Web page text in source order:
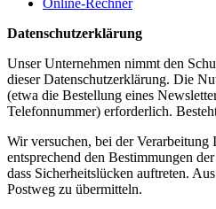
Online-Rechner
Datenschutzerklärung
Unser Unternehmen nimmt den
dieser Datenschutzerklärung. Die
(etwa die Bestellung eines
Telefonnummer) erforderlich.
Wir versuchen, bei der Verarbeitung
entsprechend den Bestimmungen
dass Sicherheitslücken auftreten.
Postweg zu übermitteln.